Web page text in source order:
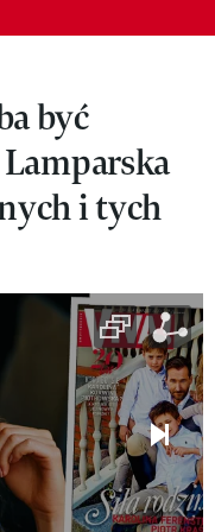
być
i tych